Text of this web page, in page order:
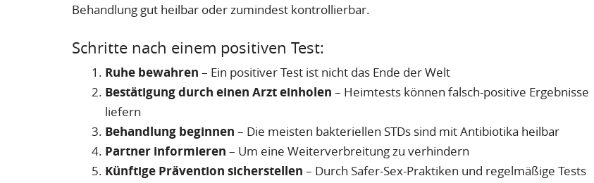
Behandlung gut heilbar oder zumindest kontrollierbar.
Schritte nach einem positiven Test:
Ruhe bewahren – Ein positiver Test ist nicht das Ende der Welt
Bestätigung durch einen Arzt einholen – Heimtests können falsch-positive Ergebnisse
liefern
Behandlung beginnen – Die meisten bakteriellen STDs sind mit Antibiotika heilbar
Partner informieren – Um eine Weiterverbreitung zu verhindern
Künftige Prävention sicherstellen – Durch Safer-Sex-Praktiken und regelmäßige Tests